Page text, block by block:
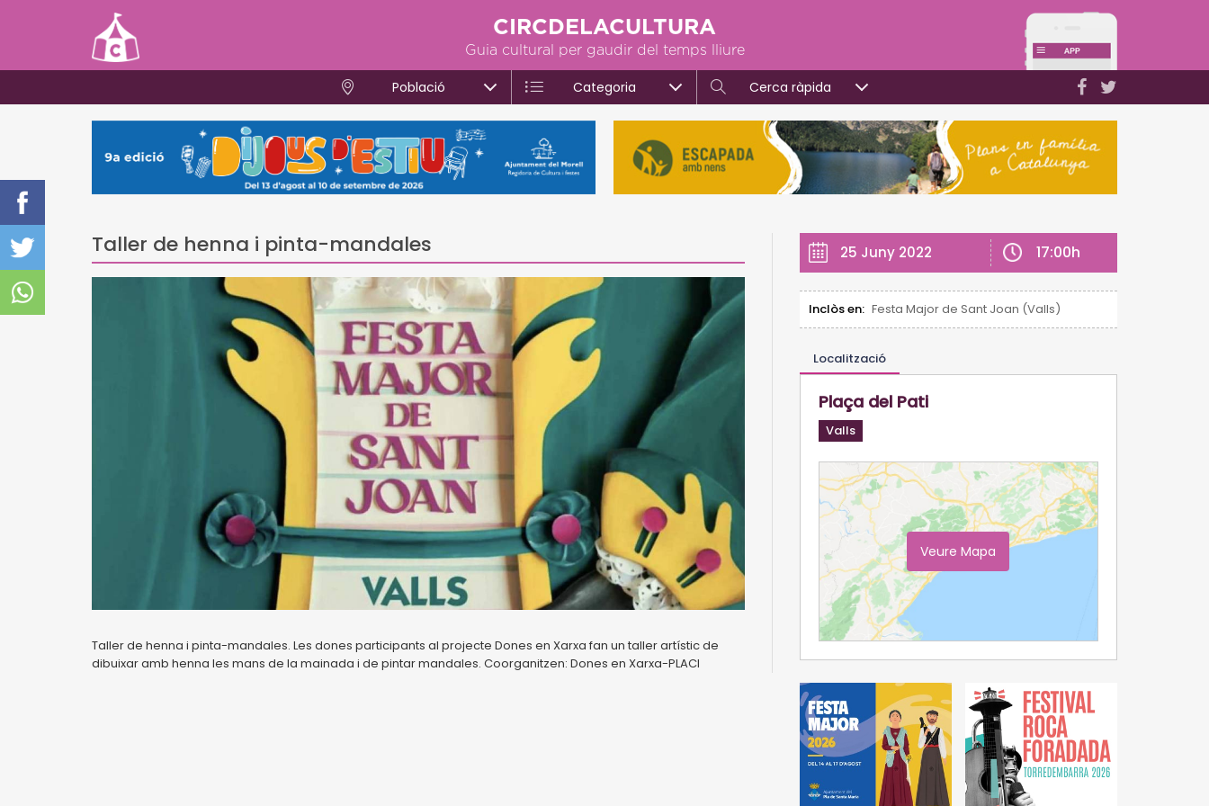
CIRCDELACULTURA
Guia cultural per gaudir del temps lliure
Població Categoria Cerca ràpida
Taller de henna i pinta-mandales
Taller de henna i pinta-mandales. Les dones participants al projecte Dones en Xarxa fan un taller artístic de
dibuixar amb henna les mans de la mainada i de pintar mandales. Coorganitzen: Dones en Xarxa-PLACI
25 Juny 2022 17:00h
Inclòs en: Festa Major de Sant Joan (Valls)
Localització
Plaça del Pati
Valls
Veure Mapa